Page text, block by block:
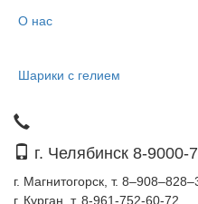
О нас
Шарики с гелием
г. Челябинск 8-9000-
г. Магнитогорск, т.
г. Курган, т. 8-961-752-60-72